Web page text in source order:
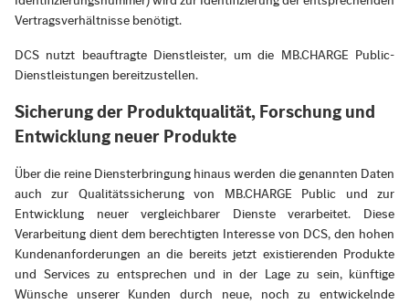
Vertragsverhältnisse benötigt.
DCS nutzt beauftragte Dienstleister, um die MB.CHARGE Public-
Dienstleistungen bereitzustellen.
Sicherung der Produktqualität, Forschung und
Entwicklung neuer Produkte
Über die reine Diensterbringung hinaus werden die genannten Daten
auch zur Qualitätssicherung von MB.CHARGE Public und zur
Entwicklung neuer vergleichbarer Dienste verarbeitet. Diese
Verarbeitung dient dem berechtigten Interesse von DCS, den hohen
Kundenanforderungen an die bereits jetzt existierenden Produkte
und Services zu entsprechen und in der Lage zu sein, künftige
Wünsche unserer Kunden durch neue, noch zu entwickelnde